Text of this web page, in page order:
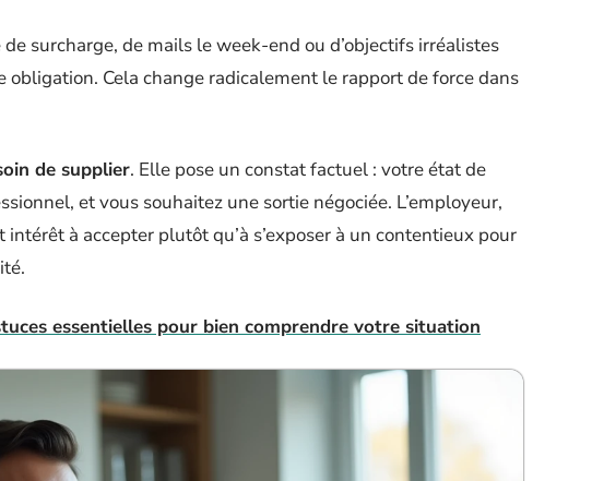
surcharge, de mails le week-end ou d’objectifs irréalistes
Cela change radicalement le rapport de force dans
de supplier. Elle pose un constat factuel : votre état de
et vous souhaitez une sortie négociée. L’employeur,
à accepter plutôt qu’à s’exposer à un contentieux pour
essentielles pour bien comprendre votre situation